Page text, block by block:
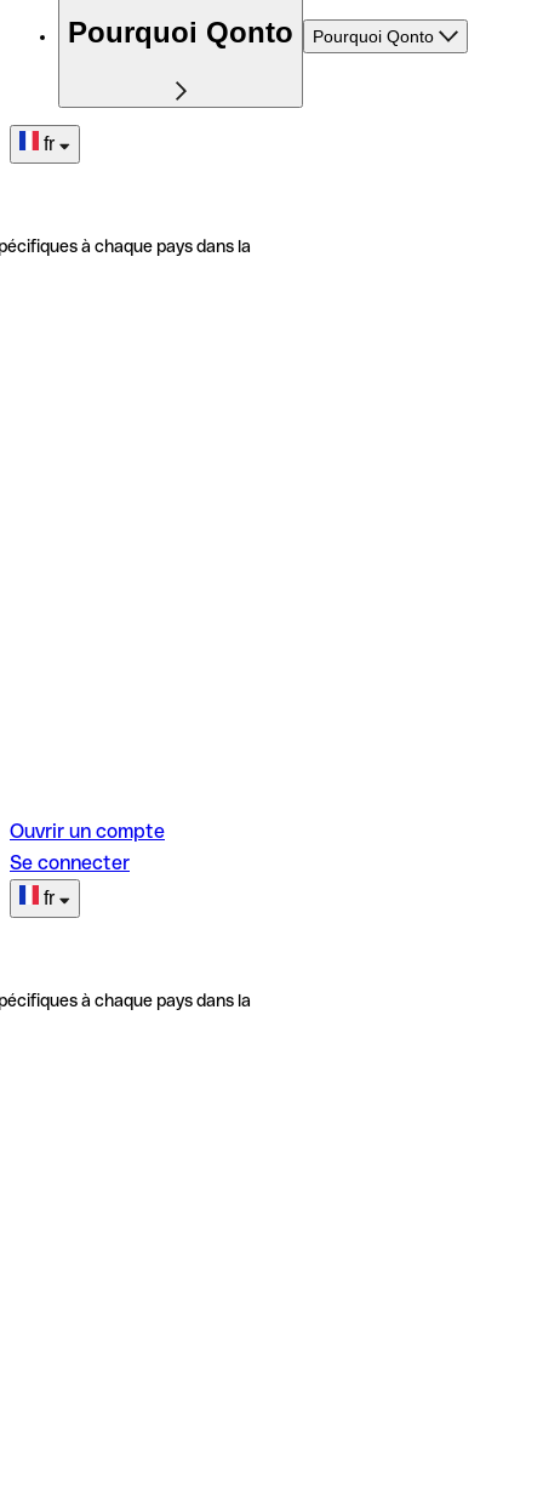
Pourquoi Qonto Pourquoi Qonto
fr
à chaque pays dans la
Ouvrir un compte
Se connecter
fr
à chaque pays dans la